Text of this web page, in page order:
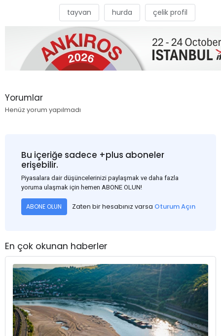
tayvan hurda çelik profil
Yorumlar
Henüz yorum yapılmadı
Bu içeriğe sadece +plus aboneler
erişebilir.
Piyasalara dair düşüncelerinizi paylaşmak ve daha fazla
yoruma ulaşmak için hemen ABONE OLUN!
ABONE OLUN Zaten bir hesabınız varsa Oturum Açın
En çok okunan haberler